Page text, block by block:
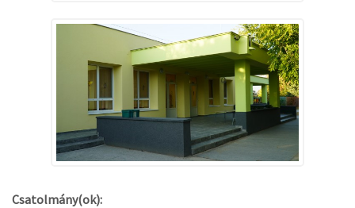
Csatolmány(ok):